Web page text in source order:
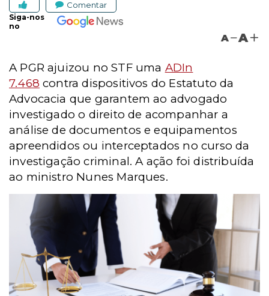
Comentar
Siga-nos
no
A A
A PGR ajuizou no STF uma ADIn
7.468 contra dispositivos do Estatuto da
Advocacia que garantem ao advogado
investigado o direito de acompanhar a
análise de documentos e equipamentos
apreendidos ou interceptados no curso da
investigação criminal. A ação foi distribuída
ao ministro Nunes Marques.